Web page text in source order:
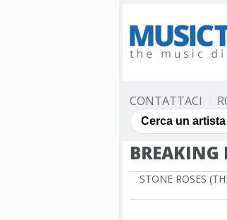
CONTATTACI
BREAKING
STONE ROSES